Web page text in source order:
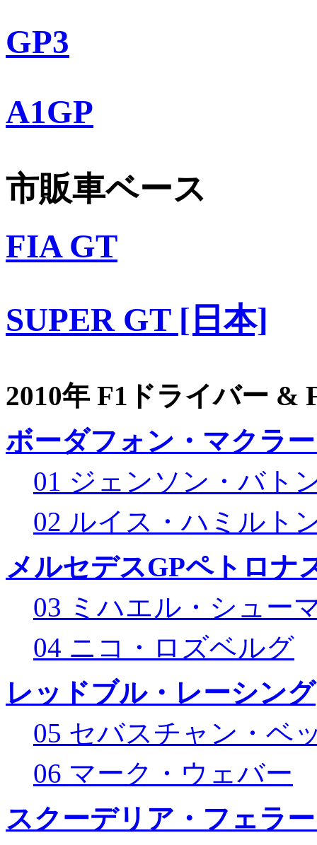
GP3
A1GP
市販車ベース
FIA GT
SUPER GT [日本]
2010年 F1ドライバー &
ボーダフォン・マクラ
01 ジェンソン・バト
02 ルイス・ハミルト
メルセデスGPペトロナ
03 ミハエル・シュー
04 ニコ・ロズベルグ
レッドブル・レーシング
05 セバスチャン・ベ
06 マーク・ウェバー
スクーデリア・フェラ